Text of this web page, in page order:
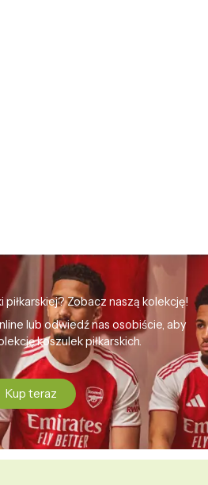
piłkarskiej? Zobacz naszą kolekcję!
lub odwiedź nas osobiście, aby
koszulek piłkarskich.
Kup teraz